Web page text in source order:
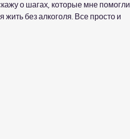
о шагах, которые мне помогли
жить без алкоголя. Все просто и